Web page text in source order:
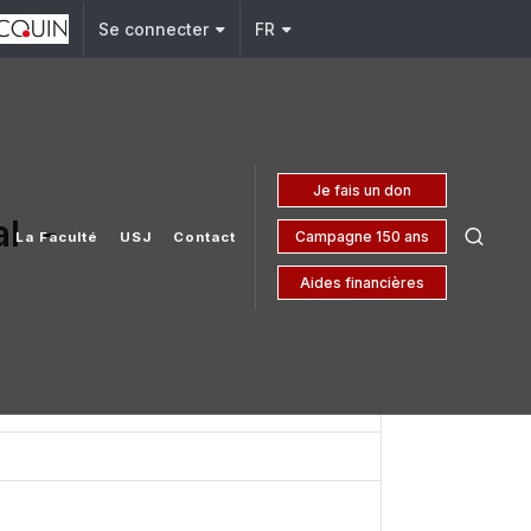
Se connecter FR
Je fais un don
Campagne 150 ans
Aides financières
La Faculté USJ Contact
-